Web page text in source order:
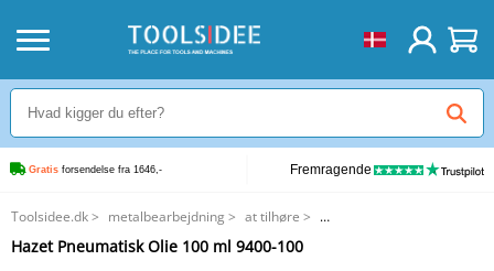
Gratis forsendelse fra 1646,- Fremragende
Toolsidee.dk> metalbearbejdning > at tilhøre >
Hazet Pneumatisk Olie 100 ml 9400-100
Hazet Pneumatisk Olie 100 ml 9400-100